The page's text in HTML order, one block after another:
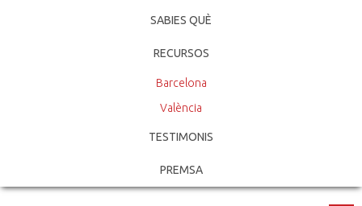
SABIES QUÈ
RECURSOS
Barcelona
València
TESTIMONIS
PREMSA